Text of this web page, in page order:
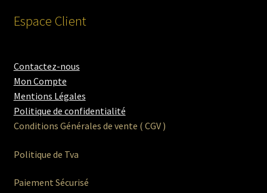
Espace Client
Contactez-nous
Mon Compte
Mentions Légales
Politique de confidentialité
Conditions Générales de vente ( CGV )
Politique de Tva
Paiement Sécurisé